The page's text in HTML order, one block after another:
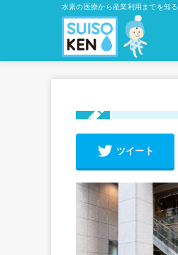
水素の医療から産業利用までを知る
ツイート